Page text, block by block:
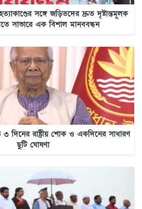
সঙ্গে জড়িতদের দ্রুত দৃষ্টান্তমূলক
সাভারে এক বিশাল মানববন্ধন
দিনের রাষ্ট্রীয় শোক ও একদিনের সাধারণ
ছুটি ঘোষণা